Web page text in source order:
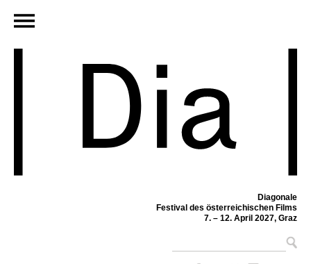
Diagonale
Festival des österreichischen Films
7. – 12. April 2027, Graz